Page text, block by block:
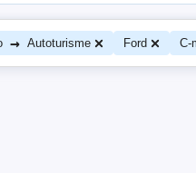
→ Autoturisme Ford C-